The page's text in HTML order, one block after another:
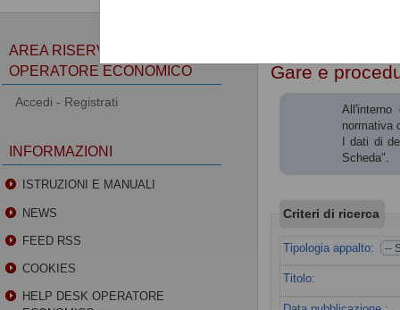
Gare e
normativa
I dati di
Scheda".
Criteri di ricerca
Tipologia appalto:
Titolo:
AREA RISERVATA
OPERATORE ECONOMICO
Accedi - Registrati
INFORMAZIONI
ISTRUZIONI E MANUALI
NEWS
FEED RSS
COOKIES
HELP DESK OPERATORE